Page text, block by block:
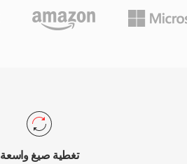
تغطية صيغ واسعة